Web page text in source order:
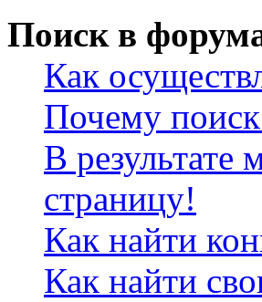
Поиск в
Как
Почему поиск
В результате
страницу!
Как найти
Как найти